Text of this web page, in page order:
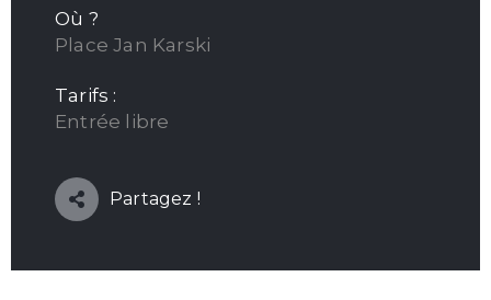
Où ?
Place Jan Karski
Tarifs :
Entrée libre
Partagez !